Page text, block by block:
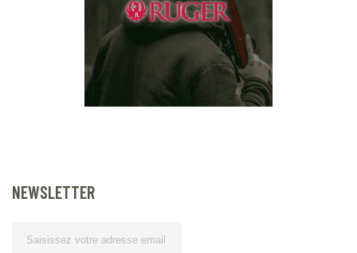
NEWSLETTER